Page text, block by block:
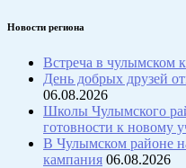
Новости региона
Встреча в чулымском
День добрых друзей
06.08.2026
Школы Чулымского
готовности к новому
В Чулымском районе
кампания 06.08.2026